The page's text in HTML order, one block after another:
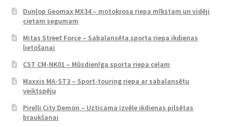
Dunlop Geomax MX34 – motokrosa riepa mīkstam un vidēji
cietam segumam
Mitas Street Force – Sabalansēta sporta riepa ikdienas
lietošanai
CST CM-NK01 – Mūsdienīga sporta riepa ceļam
Maxxis MA-ST3 – Sport-touring riepa ar sabalansētu
veiktspēju
Pirelli City Demon – Uzticama izvēle ikdienas pilsētas
braukšanai